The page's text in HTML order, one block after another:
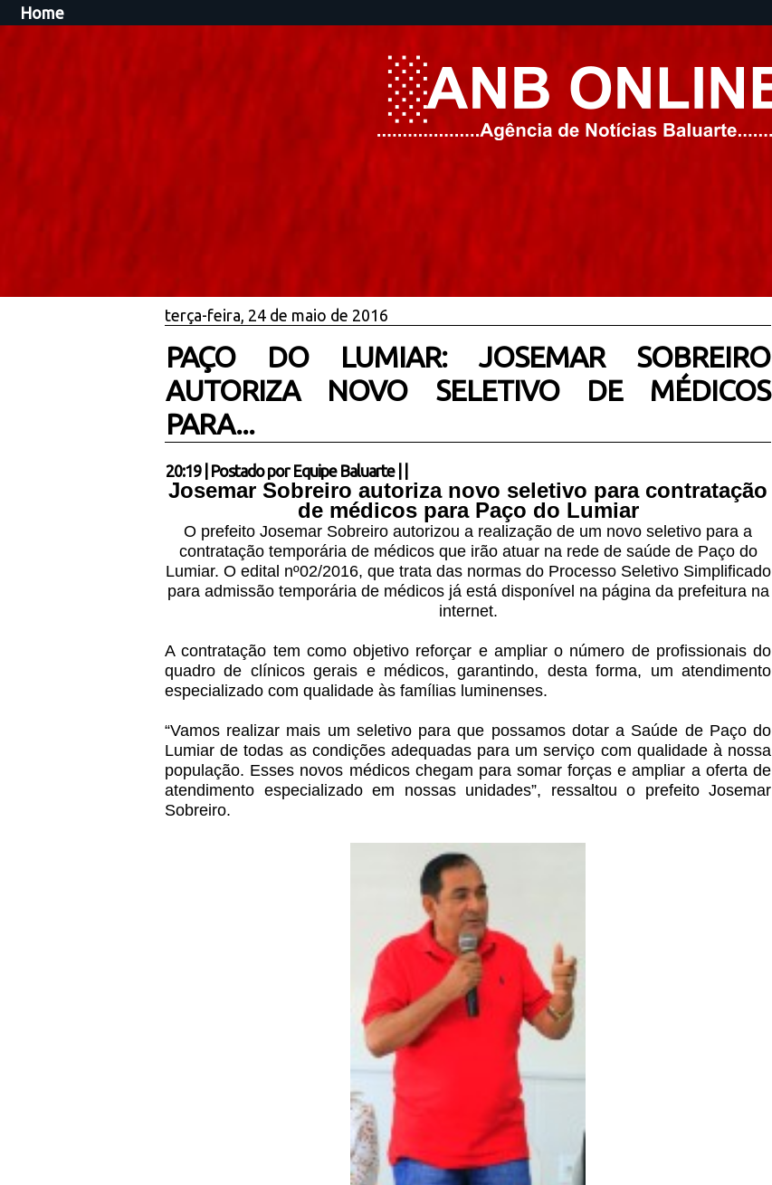
Home
terça-feira, 24 de maio de 2016
PAÇO DO LUMIAR: JOSEMAR SOBREIRO
AUTORIZA NOVO SELETIVO DE MÉDICOS
PARA...
20:19| Postado por Equipe Baluarte
Josemar Sobreiro autoriza novo seletivo para contratação
de médicos para Paço do Lumiar
O prefeito Josemar Sobreiro autorizou a realização de um novo seletivo para a
contratação temporária de médicos que irão atuar na rede de saúde de Paço do
Lumiar. O edital nº02/2016, que trata das normas do Processo Seletivo Simplificado
para admissão temporária de médicos já está disponível na página da prefeitura na
internet.
A contratação tem como objetivo reforçar e ampliar o número de profissionais do
quadro de clínicos gerais e médicos, garantindo, desta forma, um atendimento
especializado com qualidade às famílias luminenses.
“Vamos realizar mais um seletivo para que possamos dotar a Saúde de Paço do
Lumiar de todas as condições adequadas para um serviço com qualidade à nossa
população. Esses novos médicos chegam para somar forças e ampliar a oferta de
atendimento especializado em nossas unidades”, ressaltou o prefeito Josemar
Sobreiro.